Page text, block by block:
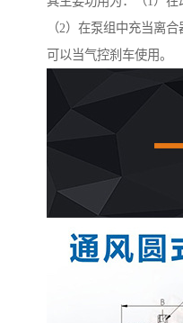
（2）在泵组中充当离
可以当气控刹车使用。